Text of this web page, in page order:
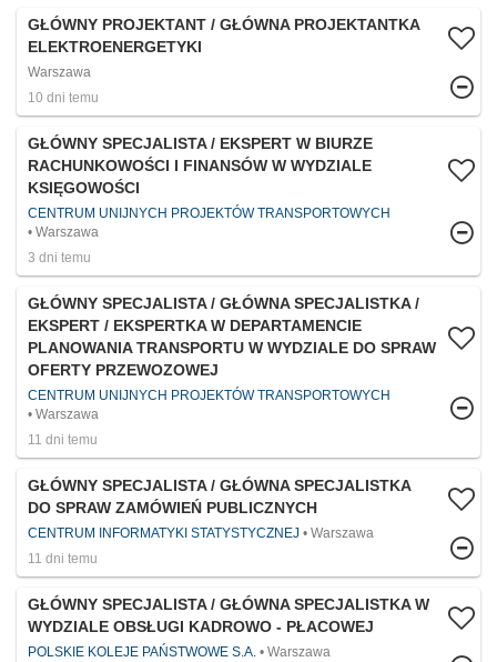
GŁÓWNY PROJEKTANT / GŁÓWNA PROJEKTANTKA
ELEKTROENERGETYKI
Warszawa
10 dni temu
GŁÓWNY SPECJALISTA / EKSPERT W BIURZE
RACHUNKOWOŚCI I FINANSÓW W WYDZIALE
KSIĘGOWOŚCI
CENTRUM UNIJNYCH PROJEKTÓW TRANSPORTOWYCH
Warszawa
3 dni temu
GŁÓWNY SPECJALISTA / GŁÓWNA SPECJALISTKA /
EKSPERT / EKSPERTKA W DEPARTAMENCIE
PLANOWANIA TRANSPORTU W WYDZIALE DO SPRAW
OFERTY PRZEWOZOWEJ
CENTRUM UNIJNYCH PROJEKTÓW TRANSPORTOWYCH
Warszawa
11 dni temu
GŁÓWNY SPECJALISTA / GŁÓWNA SPECJALISTKA
DO SPRAW ZAMÓWIEŃ PUBLICZNYCH
CENTRUM INFORMATYKI STATYSTYCZNEJ
Warszawa
11 dni temu
GŁÓWNY SPECJALISTA / GŁÓWNA SPECJALISTKA W
WYDZIALE OBSŁUGI KADROWO - PŁACOWEJ
POLSKIE KOLEJE PAŃSTWOWE S.A.
Warszawa